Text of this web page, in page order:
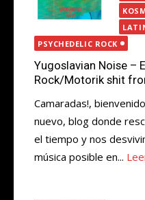
PSYCHEDELIC ROCK
Yugoslavian Noise –
Rock/Motorik shit
Camaradas!,
nuevo, blog donde
el tiempo y nos
música posible en...